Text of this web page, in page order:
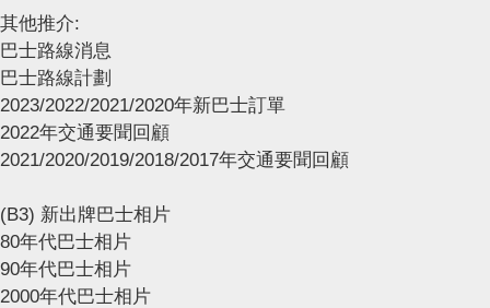
其他推介:
巴士路線消息
巴士路線計劃
2023/2022/2021/2020年新巴士訂單
2022年交通要聞回顧
2021/2020/2019/2018/2017年交通要聞回顧
(B3) 新出牌巴士相片
80年代巴士相片
90年代巴士相片
2000年代巴士相片